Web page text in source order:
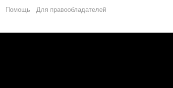
Помощь Для правообладателей